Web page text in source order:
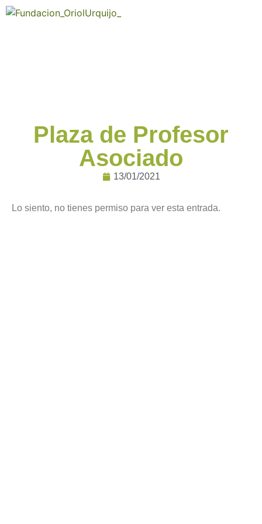
Plaza de Profesor
Asociado
13/01/2021
Lo siento, no tienes permiso para ver esta entrada.